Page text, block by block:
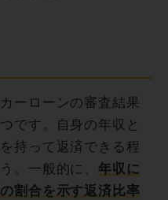
ーローンの審査結果
です。自身の年収と
持って返済できる程
。一般的に、年収に
割合を示す返済比率